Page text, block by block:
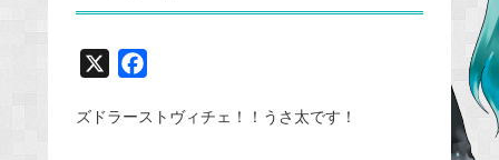
c
ズドラーストヴィチェ！！うさ太です！